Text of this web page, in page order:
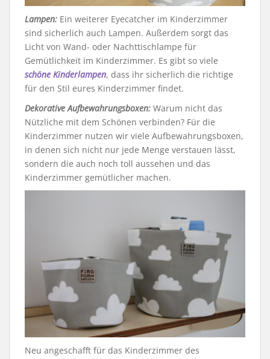
Lampen: Ein weiterer Eyecatcher im Kinderzimmer
sind sicherlich auch Lampen. Außerdem sorgt das
Licht von Wand- oder Nachttischlampe für
Gemütlichkeit im Kinderzimmer. Es gibt so viele
schöne Kinderlampen, dass ihr sicherlich die richtige
für den Stil eures Kinderzimmer findet.
Dekorative Aufbewahrungsboxen: Warum nicht das
Nützliche mit dem Schönen verbinden? Für die
Kinderzimmer nutzen wir viele Aufbewahrungsboxen,
in denen sich nicht nur jede Menge verstauen lässt,
sondern die auch noch toll aussehen und das
Kinderzimmer gemütlicher machen.
Neu angeschafft für das Kinderzimmer des